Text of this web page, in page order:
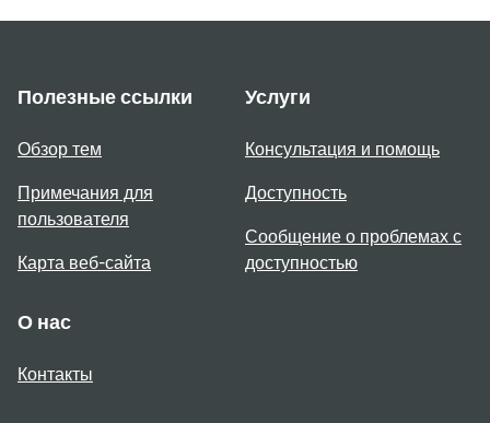
Полезные ссылки
Обзор тем
Примечания для
пользователя
Карта веб-сайта
Услуги
Консультация и помощь
Доступность
Сообщение о проблемах с
доступностью
О нас
Контакты